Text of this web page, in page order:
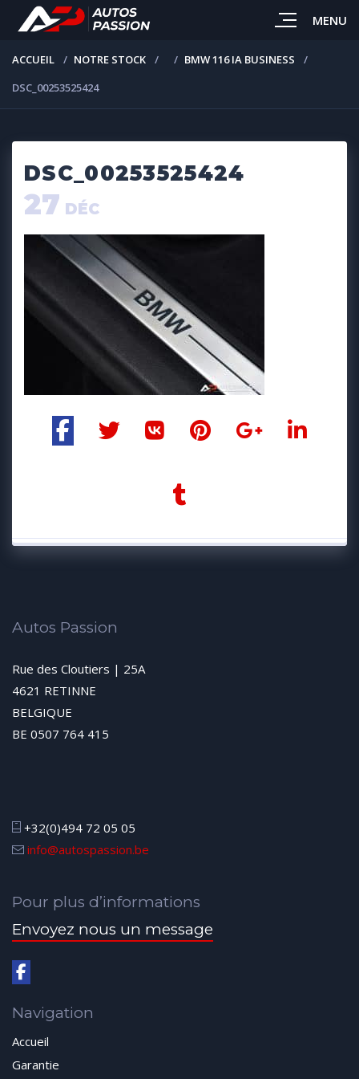
MENU
ACCUEIL NOTRE STOCK
BMW 116 IA BUSINESS
DSC_00253525424
DSC_00253525424
27 DÉC
Autos Passion
Rue des Cloutiers | 25A
4621 RETINNE
BELGIQUE
BE 0507 764 415
+32(0)494 72 05 05
info@autospassion.be
Pour plus d’informations
Envoyez nous un message
Navigation
Accueil
Garantie